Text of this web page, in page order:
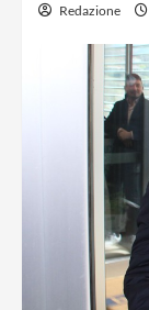
Redazione